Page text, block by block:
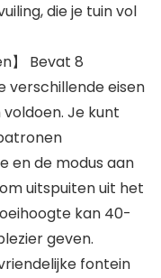
die je tuin vol
】 Bevat 8
verschillende eisen
Je kunt
en de modus aan
uitspuiten uit het
kan 40-
geven.
fontein